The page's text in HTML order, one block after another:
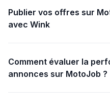
automatise la diffusion
visibilité ciblée auprès des
Publier vos offres sur
avec Wink
choisissez MotoJob dans
proposées.
Comment évaluer la
annonces sur MotoJob ?